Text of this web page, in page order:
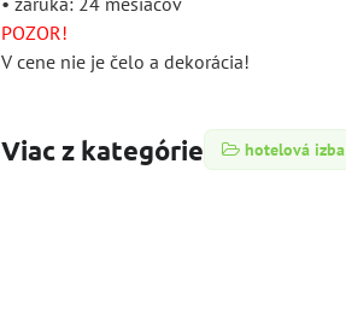
POZOR!
V cene nie je čelo a dekorácia!
Viac z kategórie hotelová izba